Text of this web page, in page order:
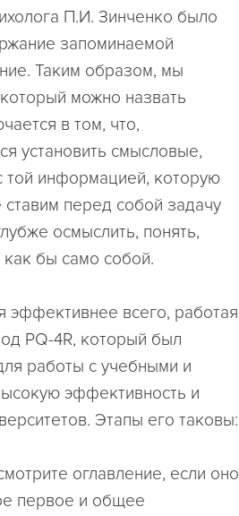
П.И. Зинченко было
запоминаемой
Таким образом, мы
можно назвать
в том, что,
установить смысловые,
той информацией, которую
перед собой задачу
осмыслить, понять,
как бы само собой.
эффективнее всего, работая
PQ-4R, который был
работы с учебными и
эффективность и
Этапы его таковы:
оглавление, если оно
первое и общее